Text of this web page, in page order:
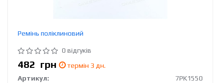
Ремінь поліклиновий
0 відгуків
482 грн
термін 3 дн.
Артикул:
7PK1550